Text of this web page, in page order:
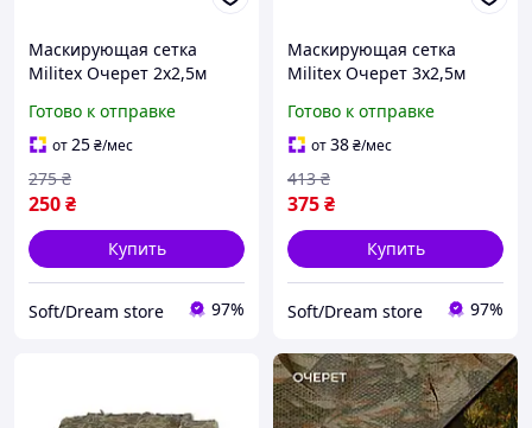
Маскирующая сетка
Militex Очерет 2х2,5м
Готово к отправке
от25₴/мес
250₴
275 ₴
Купить
Soft/Dream store 97%
Маскирующая сетка
Militex Очерет 3х2,5м
Готово к отправке
от38₴/мес
375₴
413 ₴
Купить
Soft/Dream store 97%